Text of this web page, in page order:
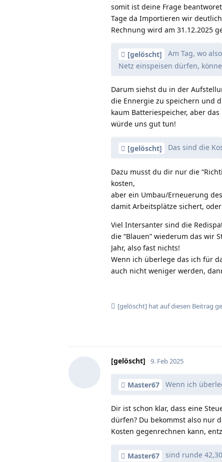
somit ist deine Frage
Tage da Importieren wir
Rechnung wird am 31.12.2025
[gelöscht]
Am Tag, wo
Netz einspeisen dürfen,
Darum siehst du in der
die Ennergie zu speichern und
kaum Batteriespeicher, aber
würde uns gut tun!
[gelöscht] Das sind die
Dazu musst du dir nur die
kosten,
aber ein Umbau/Erneuerung
damit Arbeitsplätze sichert,
Viel Intersanter sind die
die “Blauen” wiederum das wir
Jahr, also fast nichts!
Wenn ich überlege das ich für
auch nicht weniger werden,
[gelöscht] hatauf diesen Beitrag
[gelöscht] 9. Feb 2025
Master67 Wenn ich
Dir ist schon klar, dass eine
dürfen? Du bekommst also nur
Kosten gegenrechnen kann,
Master67 sind runde